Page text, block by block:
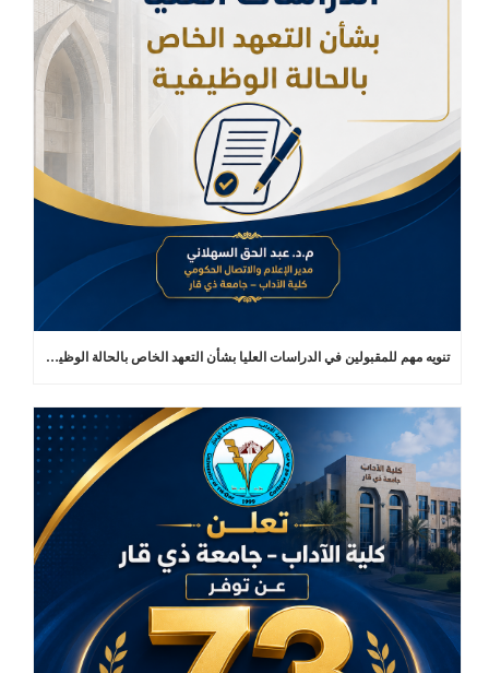
تنويه مهم للمقبولين في الدراسات العليا بشأن التعهد الخاص بالحالة الوظيفية